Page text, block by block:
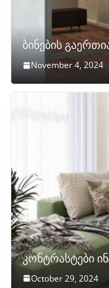
ბინების
November 4, 2024
კონტრასტები
October 29, 2024